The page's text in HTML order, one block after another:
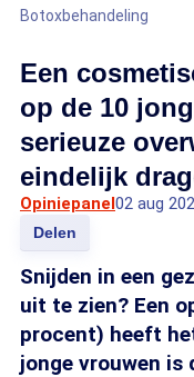
Botoxbehandeling
Een
op de 10
serieuze
eindelijk
Opiniepanel02 aug
Delen
Snijden in een
uit te zien? Een
procent) heeft
jonge vrouwen is